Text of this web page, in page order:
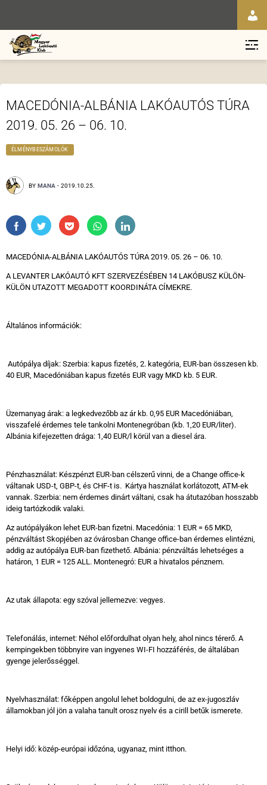
MACEDÓNIA-ALBÁNIA LAKÓAUTÓS TÚRA
2019. 05. 26 – 06. 10.
ÉLMÉNYBESZÁMOLÓK
BY MANA - 2019.10.25.
MACEDÓNIA-ALBÁNIA LAKÓAUTÓS TÚRA 2019. 05. 26 – 06. 10.
A LEVANTER LAKÓAUTÓ KFT SZERVEZÉSÉBEN 14 LAKÓBUSZ KÜLÖN-
KÜLÖN UTAZOTT MEGADOTT KOORDINÁTA CÍMEKRE.
Általános információk:
Autópálya díjak: Szerbia: kapus fizetés, 2. kategória, EUR-ban összesen kb.
40 EUR, Macedóniában kapus fizetés EUR vagy MKD kb. 5 EUR.
Üzemanyag árak: a legkedvezőbb az ár kb. 0,95 EUR Macedóniában,
visszafelé érdemes tele tankolni Montenegróban (kb. 1,20 EUR/liter).
Albánia kifejezetten drága: 1,40 EUR/l körül van a diesel ára.
Pénzhasználat: Készpénzt EUR-ban célszerű vinni, de a Change office-k
váltanak USD-t, GBP-t, és CHF-t is. Kártya használat korlátozott, ATM-ek
vannak. Szerbia: nem érdemes dinárt váltani, csak ha átutazóban hosszabb
ideig tartózkodik valaki.
Az autópályákon lehet EUR-ban fizetni. Macedónia: 1 EUR = 65 MKD,
pénzváltást Skopjében az óvárosban Change office-ban érdemes elintézni,
addig az autópálya EUR-ban fizethető. Albánia: pénzváltás lehetséges a
határon, 1 EUR = 125 ALL. Montenegró: EUR a hivatalos pénznem.
Az utak állapota: egy szóval jellemezve: vegyes.
Telefonálás, internet: Néhol előfordulhat olyan hely, ahol nincs térerő. A
kempingekben többnyire van ingyenes WI-FI hozzáférés, de általában
gyenge jelerősséggel.
Nyelvhasználat: főképpen angolul lehet boldogulni, de az ex-jugoszláv
államokban jól jön a valaha tanult orosz nyelv és a cirill betűk ismerete.
Helyi idő: közép-európai időzóna, ugyanaz, mint itthon.